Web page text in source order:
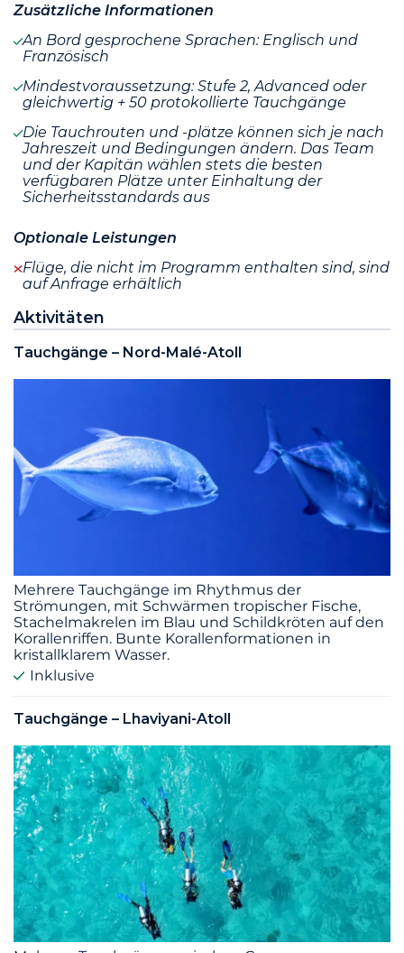
Zusätzliche Informationen
An Bord gesprochene Sprachen: Englisch und
Französisch
Mindestvoraussetzung: Stufe 2, Advanced oder
gleichwertig + 50 protokollierte Tauchgänge
Die Tauchrouten und -plätze können sich je nach
Jahreszeit und Bedingungen ändern. Das Team
und der Kapitän wählen stets die besten
verfügbaren Plätze unter Einhaltung der
Sicherheitsstandards aus
Optionale Leistungen
Flüge, die nicht im Programm enthalten sind, sind
auf Anfrage erhältlich
Aktivitäten
Tauchgänge – Nord-Malé-Atoll
Mehrere Tauchgänge im Rhythmus der
Strömungen, mit Schwärmen tropischer Fische,
Stachelmakrelen im Blau und Schildkröten auf den
Korallenriffen. Bunte Korallenformationen in
kristallklarem Wasser.
Inklusive
Tauchgänge – Lhaviyani-Atoll